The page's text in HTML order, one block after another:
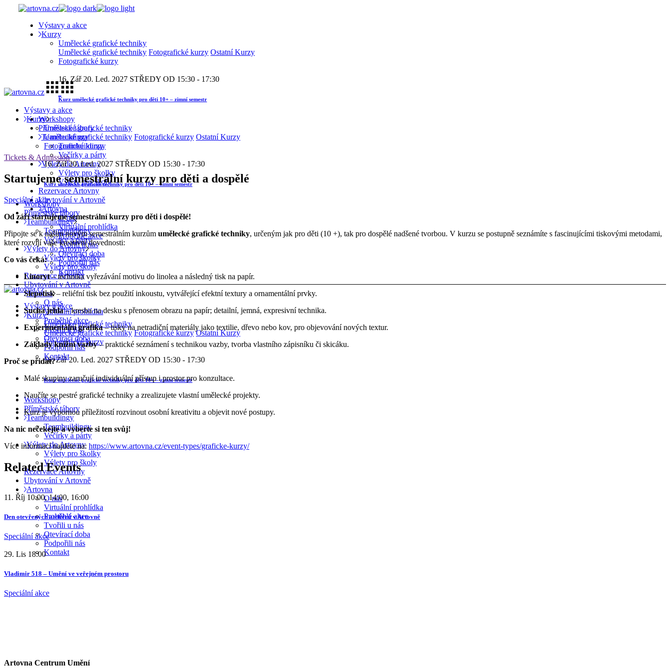
Výstavy a akce
Kurzy
Umělecké grafické techniky
Umělecké grafické techniky Fotografické kurzy Ostatní Kurzy
Fotografické kurzy
16. Zář 20. Led. 2027 STŘEDY OD 15:30 - 17:30
Kurz umělecké grafické techniky pro děti 10+ – zimní semestr
Workshopy
Příměstské tábory
Teambuildingy
Teambuildingy
Večírky a párty
Výlety do Artovny
Výlety pro školky
Výlety pro školy
Rezervace Artovny
Ubytování v Artovně
Artovna
O nás
Virtuální prohlídka
Proběhlé akce
Tvořili u nás
Otevírací doba
Podpořili nás
Kontakt
Výstavy a akce
Kurzy
Umělecké grafické techniky
Umělecké grafické techniky Fotografické kurzy Ostatní Kurzy
Fotografické kurzy
16. Zář20. Led. 2027 STŘEDY OD 15:30 - 17:30
Kurz umělecké grafické techniky pro děti 10+ – zimní semestr
Workshopy
Příměstské tábory
Teambuildingy
Teambuildingy
Večírky a párty
Výlety do Artovny
Výlety pro školky
Výlety pro školy
Rezervace Artovny
Ubytování v Artovně
Artovna
O nás
Virtuální prohlídka
Proběhlé akce
Tvořili u nás
Otevírací doba
Podpořili nás
Kontakt
Výstavy a akce
Kurzy
Umělecké grafické techniky
Umělecké grafické techniky Fotografické kurzy Ostatní Kurzy
Fotografické kurzy
16. Zář20. Led. 2027 STŘEDY OD 15:30 - 17:30
Kurz umělecké grafické techniky pro děti 10+ – zimní semestr
Workshopy
Příměstské tábory
Teambuildingy
Teambuildingy
Večírky a párty
Výlety do Artovny
Výlety pro školky
Výlety pro školy
Rezervace Artovny
Ubytování v Artovně
Artovna
O nás
Virtuální prohlídka
Proběhlé akce
Tvořili u nás
Otevírací doba
Podpořili nás
Kontakt
Tickets & Admission
Startujeme semestrální kurzy pro děti a dospělé
Speciální akce
Od září startujeme semestrální kurzy pro děti i dospělé!
Připojte se k našim novým semestrálním kurzům umělecké grafické techniky, určeným jak pro děti (10 +), tak pro dospělé nadšené tvorbou. V kurzu se postupně seznámíte s fascinujícími tiskovými metodami,
které rozvíjí vaše kreativní dovednosti:
Co vás čeká:
Linoryt– technika vyřezávání motivu do linolea a následný tisk na papír.
Slepotisk– reliéfní tisk bez použití inkoustu, vytvářející efektní textury a ornamentální prvky.
Suchá jehla– kresba na desku s přenosem obrazu na papír; detailní, jemná, expresivní technika.
Experimentální grafika– tisky na netradiční materiály jako textilie, dřevo nebo kov, pro objevování nových textur.
Základy knižní vazby– praktické seznámení s technikou vazby, tvorba vlastního zápisníku či skicáku.
Proč se přidat?
Malé skupiny zaručují individuální přístup i prostor pro konzultace.
Naučíte se pestré grafické techniky a zrealizujete vlastní umělecké projekty.
Kurz je výbornou příležitostí rozvinout osobní kreativitu a objevit nové postupy.
Na nic nečekejte a vyberte si ten svůj!
Více informací najdete na: https://www.artovna.cz/event-types/graficke-kurzy/
Related Events
11. Říj 10:00, 14:00, 16:00
Den otevřených ateliérů v Artovně
Speciální akce
29. Lis 18:00
Vladimir 518 – Umění ve veřejném prostoru
Speciální akce
Artovna Centrum Umění